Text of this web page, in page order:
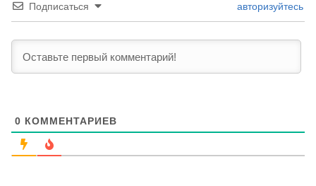
Подписаться авторизуйтесь
0 КОММЕНТАРИЕВ